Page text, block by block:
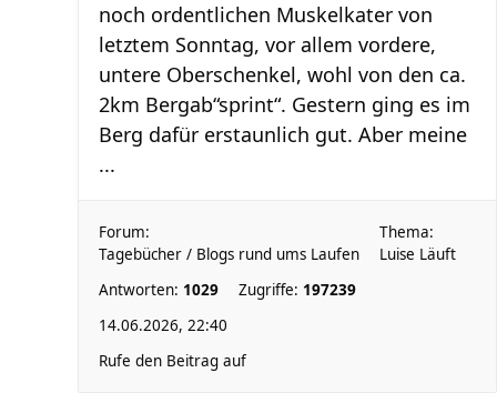
noch ordentlichen Muskelkater von
letztem Sonntag, vor allem vordere,
untere Oberschenkel, wohl von den ca.
2km Bergab“sprint“. Gestern ging es im
Berg dafür erstaunlich gut. Aber meine
...
Forum:
Tagebücher / Blogs rund ums Laufen
Thema:
Luise Läuft
Antworten: 1029 Zugriffe: 197239
14.06.2026, 22:40
Rufe den Beitrag auf